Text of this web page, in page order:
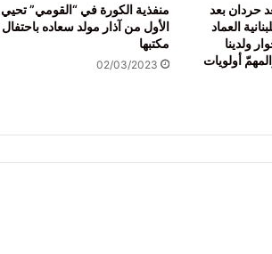
حردان بعد
العماد
ولدينا
أولويات
منفذية الكورة في “القومي” تحيي
الأول من آذار مولد سعاده
مكتبها
02/03/2023